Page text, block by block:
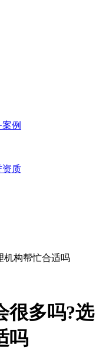
案例
资质
很多吗?选
吗